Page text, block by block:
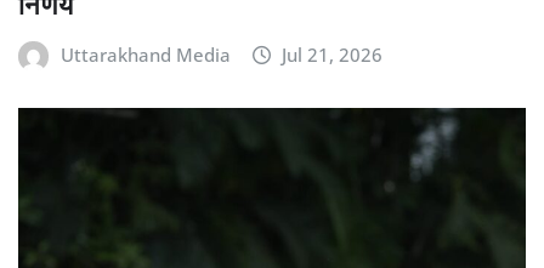
Uttarakhand Media Jul 21, 2026